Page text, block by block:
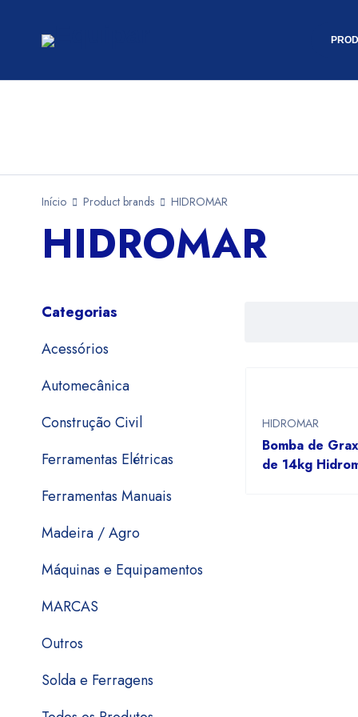
Início Product brands HIDROMAR
HIDROMAR
Categorias
Acessórios
Automecânica
Construção Civil
Ferramentas Elétricas
Ferramentas Manuais
Madeira / Agro
Máquinas e Equipamentos
MARCAS
Outros
Solda e Ferragens
HIDROMAR
Bomba de
de 14kg